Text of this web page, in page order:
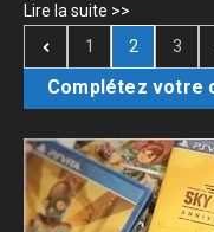
Lire la suite >>
1
2 3
Complétez votre